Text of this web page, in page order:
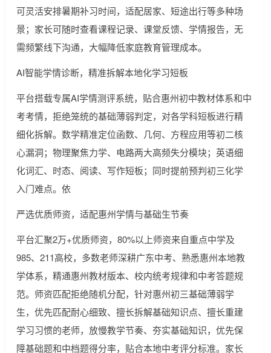
可灵活安排暑期补习时间，适配居家、短途出行等多种场
景；家长可随时查看课程记录、课堂反馈、学情报告，无
需频繁线下沟通，大幅降低家庭教育管理成本。
AI智能学情诊断，精准拆解本地化学习短板
平台搭载专属AI学情测评系统，贴合惠州初中教材体系和中
考考情，拒绝笼统的基础薄弱判定，对各学科短板进行精
细化拆解。数学精准定位函数、几何、方程应用等初二核
心漏洞；物理聚焦力学、电路两大高频失分模块；英语细
化词汇、时态、阅读、写作短板；同时提前预判初三化学
入门难点。依
严选优质师资，适配惠州学情与基础生节奏
平台汇聚2万+优质师资，80%以上师资来自重点中学及
985、211高校，多数老师深耕广东中考、熟悉惠州本地教
学体系，精通惠州教材版本、校内统考规律和中考答题规
范。师资匹配拒绝随机分配，针对惠州初三基础薄弱学
生，优先匹配耐心细致、擅长拆解基础知识点、擅长重建
学习习惯的老师，放慢教学节奏、夯实基础知识，优先保
障基础题和中档题得分率，贴合本地中考评分标准。家长